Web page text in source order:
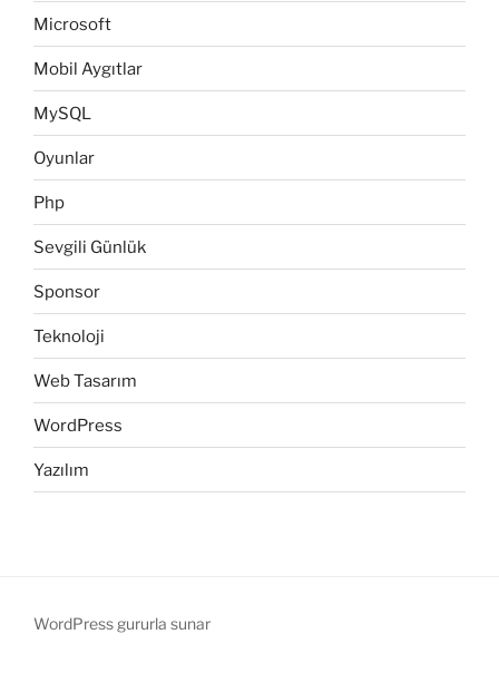
Microsoft
Mobil Aygıtlar
MySQL
Oyunlar
Php
Sevgili Günlük
Sponsor
Teknoloji
Web Tasarım
WordPress
Yazılım
WordPress gururla sunar